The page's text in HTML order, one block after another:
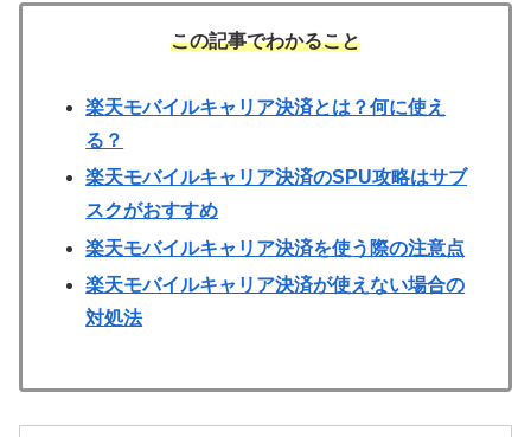
この記事でわかること
楽天モバイルキャリア決済とは？何に使え
る？
楽天モバイルキャリア決済のSPU攻略はサブ
スクがおすすめ
楽天モバイルキャリア決済を使う際の注意点
楽天モバイルキャリア決済が使えない場合の
対処法